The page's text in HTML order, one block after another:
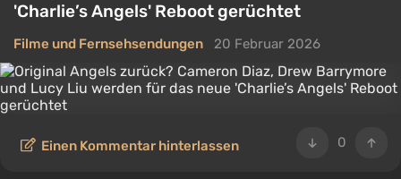
'Charlie’s Angels' Reboot gerüchtet
Filme und Fernsehsendungen 20 Februar 2026
0
Einen Kommentar hinterlassen